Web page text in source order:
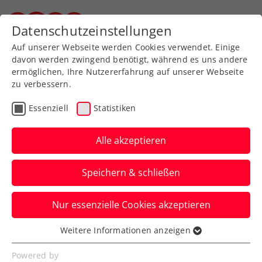
Zurück zur Newsübersicht
Turniere
Oberleitner/Schwärzler
verpassen Krönung beim
Generali Open Kitzbühel
Das ÖTV-Doppel muss sich beim ATP-
Heimturnier im Finale beugen. Im Einzel
triumphiert Alexander Bublik.
Verfasst von: ChatGPT / Presseaussendung / Redaktion,
Datenschutzeinstellungen
Auf unserer Webseite werden Cookies verwendet. Einige
davon werden zwingend benötigt, während es uns andere
ermöglichen, Ihre Nutzererfahrung auf unserer Webseite
zu verbessern.
Essenziell Statistiken
Alle akzeptieren
Speichern & schließen
Nur essenzielle Cookies akzeptieren
Essenziell
Essenzielle Cookies werden für grundlegende
Weitere Informationen anzeigen
Powered by